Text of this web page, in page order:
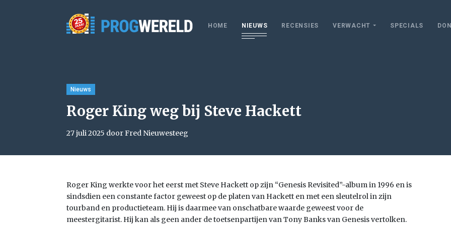
HOME NIEUWS RECENSIES VERWACHT SPECIALS
Nieuws
Roger King weg bij Steve Hackett
27 juli 2025 door Fred Nieuwesteeg
Roger King werkte voor het eerst met Steve Hackett op zijn “Genesis Revisited”-album in 1996 en is
sindsdien een constante factor geweest op de platen van Hackett en met een sleutelrol in zijn
tourband en productieteam. Hij is daarmee van onschatbare waarde geweest voor de
meestergitarist. Hij kan als geen ander de toetsenpartijen van Tony Banks van Genesis vertolken.